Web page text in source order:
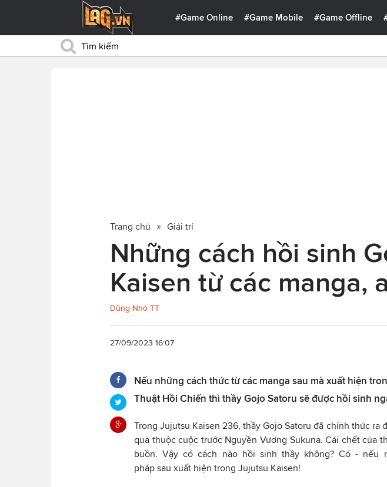
#Game Online #Game Mobile #Game Offline
Trang chủ Giải trí
Những cách hồi sinh
Kaisen từ các manga,
Dũng Nhỏ TT
27/09/2023 16:07
Nếu những cách thức từ các manga sau mà xuất hiện
Thuật Hồi Chiến thì thầy Gojo Satoru sẽ được hồi sinh
Trong Jujutsu Kaisen 236, thầy Gojo Satoru đã chính thức ra
quả thuộc cuộc trước Nguyền Vương Sukuna. Cái chết của
buồn. Vậy có cách nào hồi sinh thầy không? Có - nếu
pháp sau xuất hiện trong Jujutsu Kaisen!